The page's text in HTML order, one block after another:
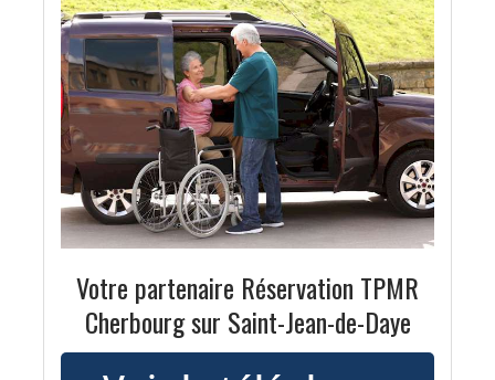
Votre partenaire Réservation TPMR
Cherbourg sur Saint-Jean-de-Daye